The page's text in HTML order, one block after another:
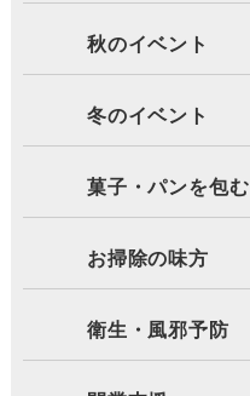
秋のイベント
冬のイベント
菓子・パンを包む
お掃除の味方
衛生・風邪予防